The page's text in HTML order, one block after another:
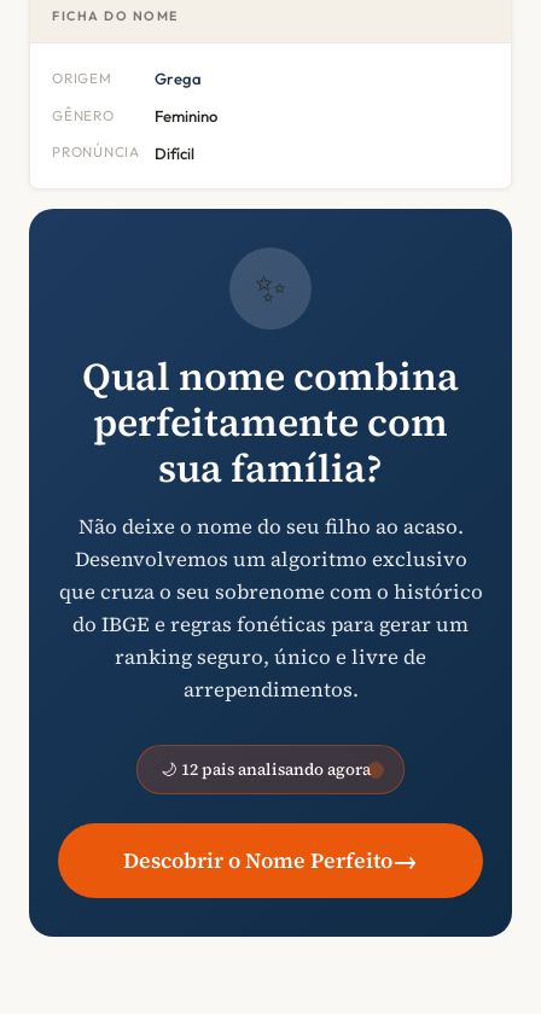
FICHA DO NOME
ORIGEM Grega
GÊNERO Feminino
PRONÚNCIA Difícil
✨
Qual nome combina
perfeitamente com
sua família?
Não deixe o nome do seu filho ao acaso.
Desenvolvemos um algoritmo exclusivo
que cruza o seu sobrenome com o histórico
do IBGE e regras fonéticas para gerar um
ranking seguro, único e livre de
arrependimentos.
🌙 12 pais analisando agora
Descobrir o Nome Perfeito→